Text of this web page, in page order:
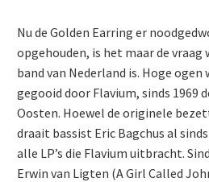
Nu de Golden Earring er
opgehouden, is het maar de vraag
band van Nederland is. Hoge ogen
gegooid door Flavium, sinds 1969
Oosten. Hoewel de originele
draait bassist Eric Bagchus al
alle LP’s die Flavium uitbracht.
Erwin van Ligten (A Girl Called